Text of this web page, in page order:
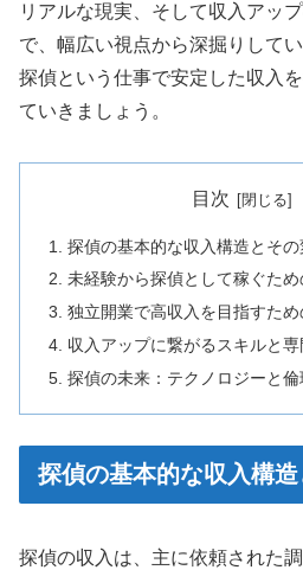
リアルな現実、そして収入アッ
で、幅広い視点から深掘りしてい
探偵という仕事で安定した収入
ていきましょう。
目次
探偵の基本的な収入構造とその
未経験から探偵として稼ぐた
独立開業で高収入を目指すた
収入アップに繋がるスキルと
探偵の未来：テクノロジーと
探偵の基本的な収入構
探偵の収入は、主に依頼された